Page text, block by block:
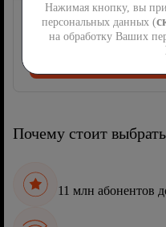
300
руб
мес
Почему стоит
11 млн абонентов
Нажимая кнопку, вы
персональных данных (
на обработку Ваших